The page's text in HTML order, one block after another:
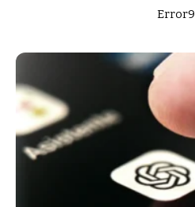
Error9